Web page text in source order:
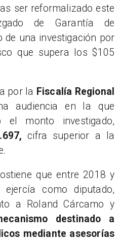
ser reformalizado este
de Garantía de
de una investigación por
que supera los $105
por la Fiscalía Regional
audiencia en la que
el monto investigado,
cifra superior a la
que entre 2018 y
como diputado,
a Roland Cárcamo y
destinado a
mediante asesorías